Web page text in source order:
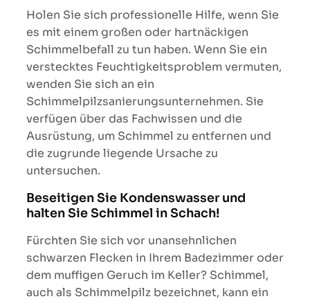
Holen Sie sich professionelle Hilfe, wenn Sie
es mit einem großen oder hartnäckigen
Schimmelbefall zu tun haben. Wenn Sie ein
verstecktes Feuchtigkeitsproblem vermuten,
wenden Sie sich an ein
Schimmelpilzsanierungsunternehmen. Sie
verfügen über das Fachwissen und die
Ausrüstung, um Schimmel zu entfernen und
die zugrunde liegende Ursache zu
untersuchen.
Beseitigen Sie Kondenswasser und
halten Sie Schimmel in Schach!
Fürchten Sie sich vor unansehnlichen
schwarzen Flecken in Ihrem Badezimmer oder
dem muffigen Geruch im Keller? Schimmel,
auch als Schimmelpilz bezeichnet, kann ein